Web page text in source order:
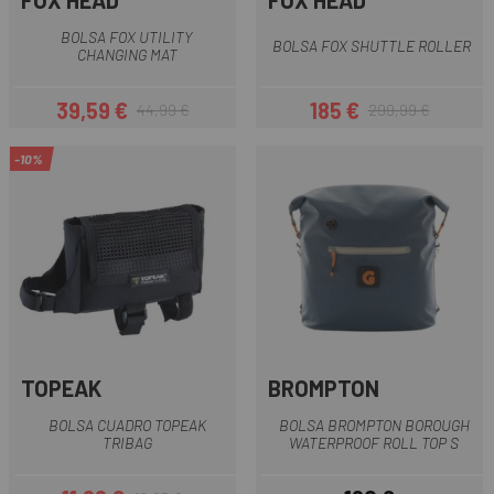
BOLSA FOX UTILITY
CHANGING MAT
Precio
39,59 €Precio regular
44,99 €
BOLSA FOX SHUTTLE ROLLER
Precio
185 € Precio regular
299,99 €
-10%
TOPEAK
BOLSA CUADRO TOPEAK
TRIBAG
BROMPTON
BOLSA BROMPTON BOROUGH
WATERPROOF ROLL TOP S